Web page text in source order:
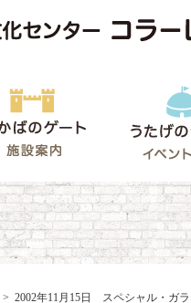
わかばのゲート
> 2002年11月15日 スペシャル・ガラ